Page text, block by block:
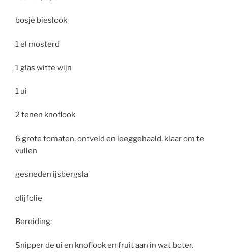
bosje bieslook
1 el mosterd
1 glas witte wijn
1 ui
2 tenen knoflook
6 grote tomaten, ontveld en leeggehaald, klaar om te
vullen
gesneden ijsbergsla
olijfolie
Bereiding:
Snipper de ui en knoflook en fruit aan in wat boter.